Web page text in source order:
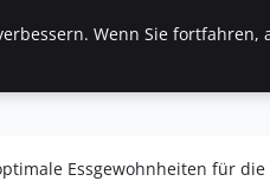
Finanzen &
Essgewohnheiten für
Wenn Sie